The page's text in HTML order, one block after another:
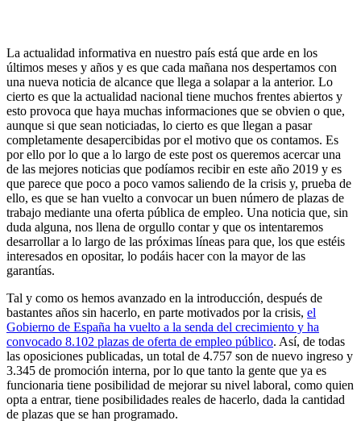
La actualidad informativa en nuestro país está que arde en los
últimos meses y años y es que cada mañana nos despertamos con
una nueva noticia de alcance que llega a solapar a la anterior. Lo
cierto es que la actualidad nacional tiene muchos frentes abiertos y
esto provoca que haya muchas informaciones que se obvien o que,
aunque si que sean noticiadas, lo cierto es que llegan a pasar
completamente desapercibidas por el motivo que os contamos. Es
por ello por lo que a lo largo de este post os queremos acercar una
de las mejores noticias que podíamos recibir en este año 2019 y es
que parece que poco a poco vamos saliendo de la crisis y, prueba de
ello, es que se han vuelto a convocar un buen número de plazas de
trabajo mediante una oferta pública de empleo. Una noticia que, sin
duda alguna, nos llena de orgullo contar y que os intentaremos
desarrollar a lo largo de las próximas líneas para que, los que estéis
interesados en opositar, lo podáis hacer con la mayor de las
garantías.
Tal y como os hemos avanzado en la introducción, después de
bastantes años sin hacerlo, en parte motivados por la crisis, el
Gobierno de España ha vuelto a la senda del crecimiento y ha
convocado 8.102 plazas de oferta de empleo público. Así, de todas
las oposiciones publicadas, un total de 4.757 son de nuevo ingreso y
3.345 de promoción interna, por lo que tanto la gente que ya es
funcionaria tiene posibilidad de mejorar su nivel laboral, como quien
opta a entrar, tiene posibilidades reales de hacerlo, dada la cantidad
de plazas que se han programado.